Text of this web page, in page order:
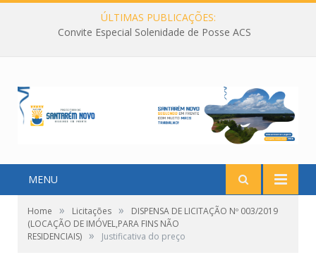
ÚLTIMAS PUBLICAÇÕES:
Convite Especial Solenidade de Posse ACS
MENU
Home » Licitações »
DISPENSA DE LICITAÇÃO Nº 003/2019
(LOCAÇÃO DE IMÓVEL,PARA FINS NÃO
RESIDENCIAIS) » Justificativa do preço